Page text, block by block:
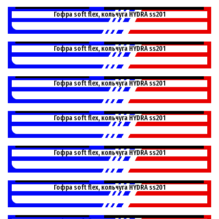
L64150P
Гофра soft flex, кольчуга HYDRA ss201
L64180P
Гофра soft flex, кольчуга HYDRA ss201
L64200P
Гофра soft flex, кольчуга HYDRA ss201
L64230P
Гофра soft flex, кольчуга HYDRA ss201
L64250P
Гофра soft flex, кольчуга HYDRA ss201
L64280P
Гофра soft flex, кольчуга HYDRA ss201